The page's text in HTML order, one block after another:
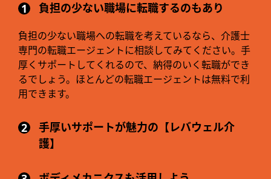
負担の少ない職場に転職するのもあり
負担の少ない職場への転職を考えているなら、介護士
専門の転職エージェントに相談してみてください。手
厚くサポートしてくれるので、納得のいく転職ができ
るでしょう。ほとんどの転職エージェントは無料で利
用できます。
手厚いサポートが魅力の【レバウェル介
護】